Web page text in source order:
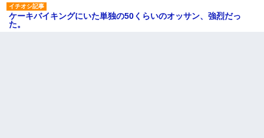
ケーキバイキングにいた単独の50くらいのオッサン、強烈だっ
た。